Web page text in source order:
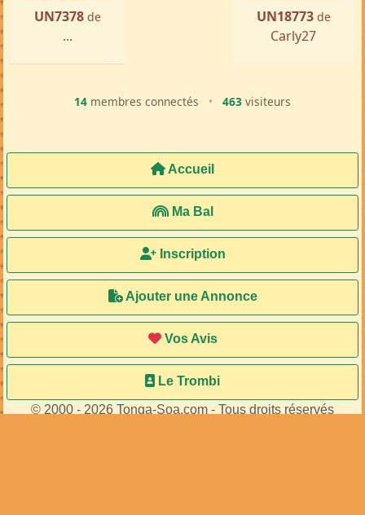
UN7378 de
...
UN18773 de
Carly27
14 membres connectés • 463 visiteurs
Accueil
Ma Bal
Inscription
Ajouter une Annonce
Vos Avis
Le Trombi
© 2000 - 2026 Tonga-Soa.com - Tous droits réservés